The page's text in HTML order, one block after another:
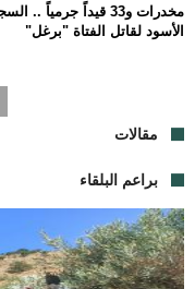
مخدرات و33 قيداً جرمياً ..
الأسود لقاتل الفتاة "برغل"
مقالات
براعم البلقاء